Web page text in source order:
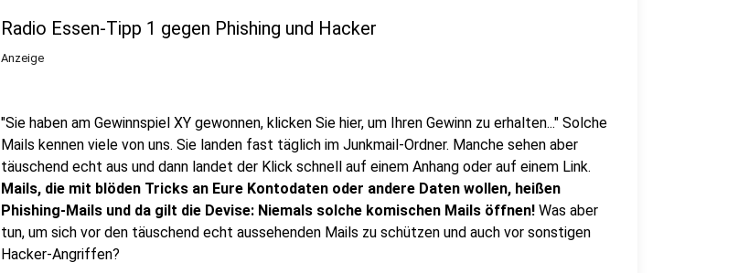
Radio Essen-Tipp 1 gegen Phishing und Hacker
Anzeige
"Sie haben am Gewinnspiel XY gewonnen, klicken Sie hier, um Ihren Gewinn zu erhalten..." Solche
Mails kennen viele von uns. Sie landen fast täglich im Junkmail-Ordner. Manche sehen aber
täuschend echt aus und dann landet der Klick schnell auf einem Anhang oder auf einem Link.
Mails, die mit blöden Tricks an Eure Kontodaten oder andere Daten wollen, heißen
Phishing-Mails und da gilt die Devise: Niemals solche komischen Mails öffnen! Was aber
tun, um sich vor den täuschend echt aussehenden Mails zu schützen und auch vor sonstigen
Hacker-Angriffen?